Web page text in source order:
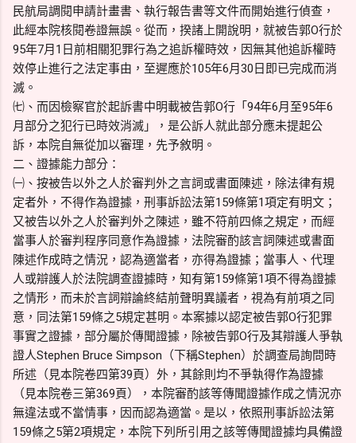
民航局調閱申請計畫書、執行報告書等文件而開始進行偵查，
此經本院核閱卷證無誤。從而，揆諸上開說明，就被告郭O行於
95年7月1日前相關犯罪行為之追訴權時效，因無其他追訴權時
效停止進行之法定事由，至遲應於105年6月30日即已完成而消
滅。
㈦、而因檢察官於起訴書中明載被告郭O行「94年6月至95年6
月部分之犯行已時效消滅」，是公訴人就此部分應未提起公
訴，本院自無從加以審理，先予敘明。
二、證據能力部分：
㈠、按被告以外之人於審判外之言詞或書面陳述，除法律有規
定者外，不得作為證據，刑事訴訟法第159條第1項定有明文；
又被告以外之人於審判外之陳述，雖不符前四條之規定，而經
當事人於審判程序同意作為證據，法院審酌該言詞陳述或書面
陳述作成時之情況，認為適當者，亦得為證據；當事人、代理
人或辯護人於法院調查證據時，知有第159條第1項不得為證據
之情形，而未於言詞辯論終結前聲明異議者，視為有前項之同
意，同法第159條之5規定甚明。本案據以認定被告郭O行犯罪
事實之證據，部分屬於傳聞證據，除被告郭O行及其辯護人爭執
證人Stephen Bruce Simpson（下稱Stephen）於調查局詢問時
所述（見本院卷四第39頁）外，其餘則均不爭執得作為證據
（見本院卷三第369頁），本院審酌該等傳聞證據作成之情況亦
無違法或不當情事，因而認為適當。是以，依照刑事訴訟法第
159條之5第2項規定，本院下列所引用之該等傳聞證據均具備證